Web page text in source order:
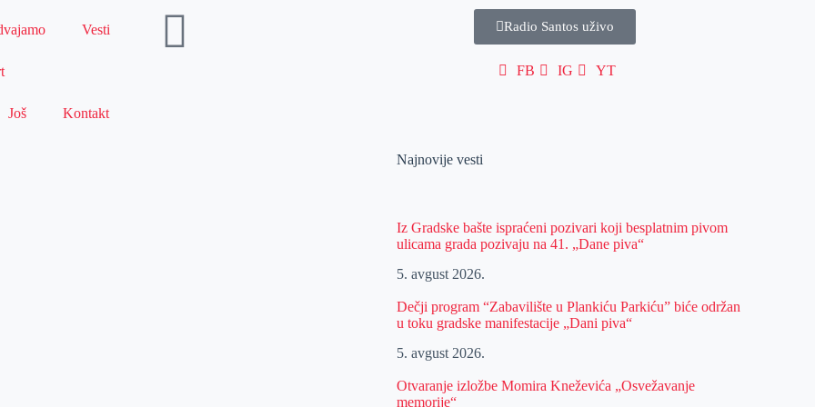
Vesti
Još Kontakt
Radio Santos uživo
FB IG YT
Najnovije vesti
Iz Gradske bašte ispraćeni pozivari koji besplatnim pivom
ulicama grada pozivaju na 41. „Dane piva“
5. avgust 2026.
Dečji program “Zabavilište u Plankiću Parkiću” biće održan
u toku gradske manifestacije „Dani piva“
5. avgust 2026.
Otvaranje izložbe Momira Kneževića „Osvežavanje
memorije“